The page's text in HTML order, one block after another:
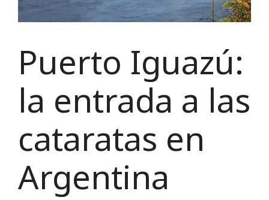
Puerto Iguazú:
la entrada a las
cataratas en
Argentina